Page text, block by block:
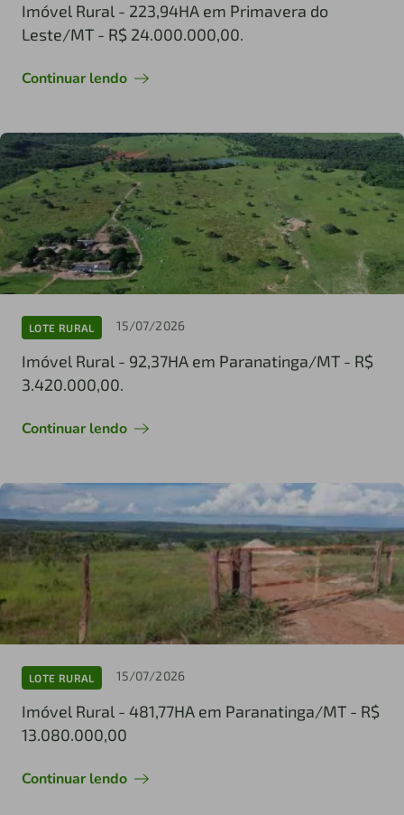
Imóvel Rural - 223,94HA em Primavera do
Leste/MT - R$ 24.000.000,00.
Continuar lendo
LOTE RURAL 15/07/2026
Imóvel Rural - 92,37HA em Paranatinga/MT - R$
3.420.000,00.
Continuar lendo
LOTE RURAL 15/07/2026
Imóvel Rural - 481,77HA em Paranatinga/MT - R$
13.080.000,00
Continuar lendo